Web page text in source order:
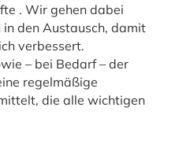
. Wir gehen dabei
den Austausch, damit
verbessert.
– bei Bedarf – der
regelmäßige
die alle wichtigen